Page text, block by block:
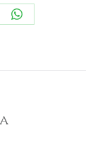
Share